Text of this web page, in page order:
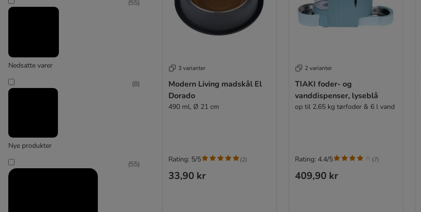
Catit
Closer Pets
Nedsatte varer
(55)
Nye produkter
(8)
(55)
3 varianter
Modern Living madskål El
Dorado
490 ml, Ø 21 cm
33,90 kr
Rating: 5/5 (2)
2 varianter
TIAKI foder- og
vanddispenser, lyseblå
op til 2,65 kg tørfoder & 6 l vand
409,90 kr
Rating: 4.4/5 (7)